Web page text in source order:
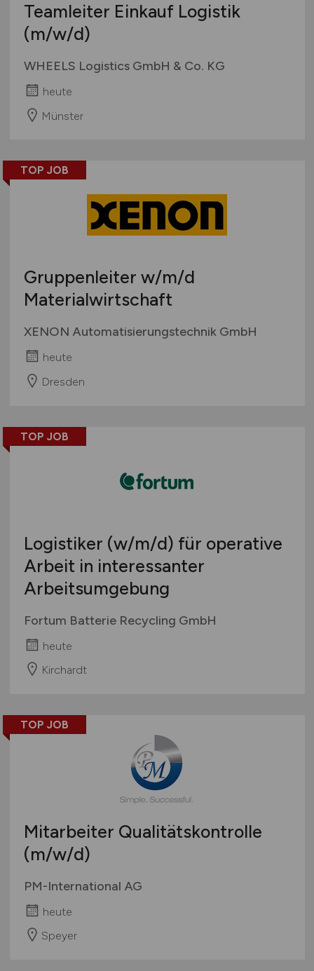
Teamleiter Einkauf Logistik
(m/w/d)
WHEELS Logistics GmbH & Co. KG
heute
Münster
TOP JOB
Gruppenleiter w/m/d
Materialwirtschaft
XENON Automatisierungstechnik GmbH
heute
Dresden
TOP JOB
Logistiker (w/m/d) für operative
Arbeit in interessanter
Arbeitsumgebung
Fortum Batterie Recycling GmbH
heute
Kirchardt
TOP JOB
Mitarbeiter Qualitätskontrolle
(m/w/d)
PM-International AG
heute
Speyer